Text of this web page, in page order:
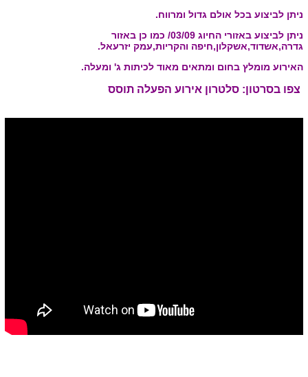
ניתן לביצוע בכל אולם גדול ומרווח.
ניתן לביצוע באזורי החיוג 03/09/ כמו כן באזור
גדרה,אשדוד,אשקלון,חיפה והקריות,עמק יזרעאל.
האירוע מומלץ בחום ומתאים מאוד לכיתות ג' ומעלה.
צפו בסרטון: סלטרון אירוע הפעלה תוסס